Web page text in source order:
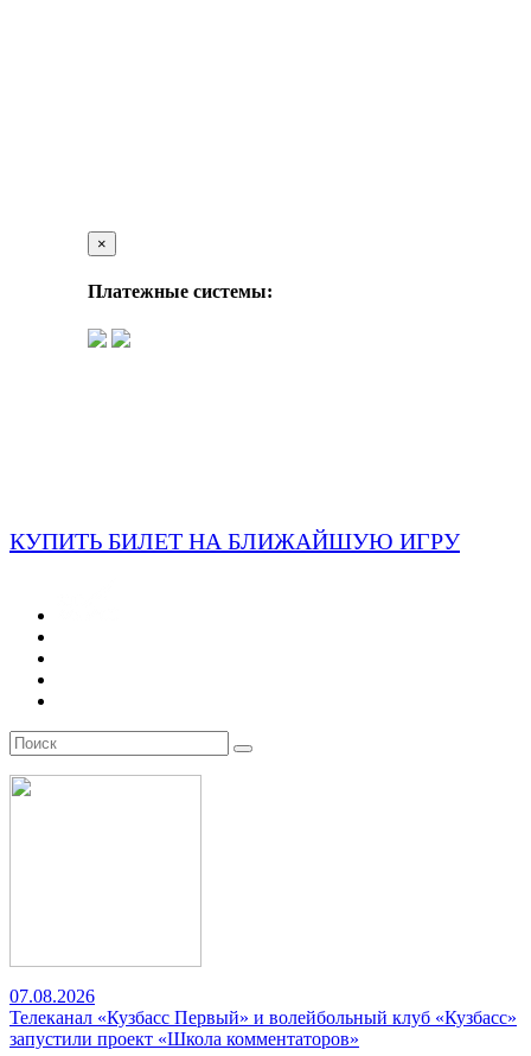
×
Платежные системы:
КУПИТЬ БИЛЕТ НА БЛИЖАЙШУЮ ИГРУ
07.08.2026
Телеканал «Кузбасс Первый» и волейбольный клуб «Кузбасс»
запустили проект «Школа комментаторов»